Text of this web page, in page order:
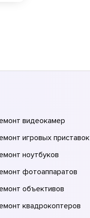
видеокамер
игровых приставок
ноутбуков
фотоаппаратов
объективов
квадрокоптеров